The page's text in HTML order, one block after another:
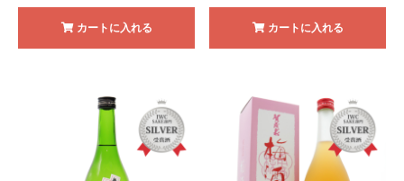
カートに入れる カートに入れる